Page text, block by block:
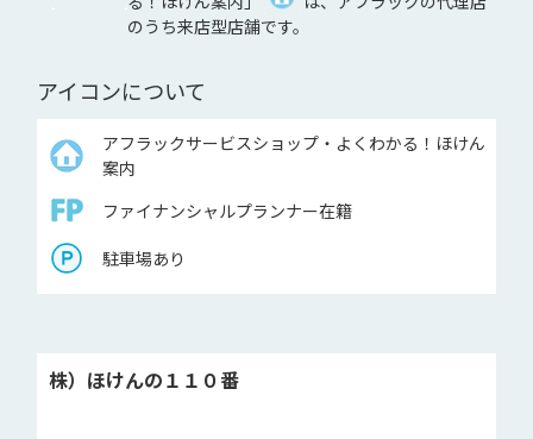
のうち来店型店舗です。
アイコンについて
アフラックサービスショップ・よくわかる！ほけん
案内
ファイナンシャルプランナー在籍
駐車場あり
株）ほけんの１１０番